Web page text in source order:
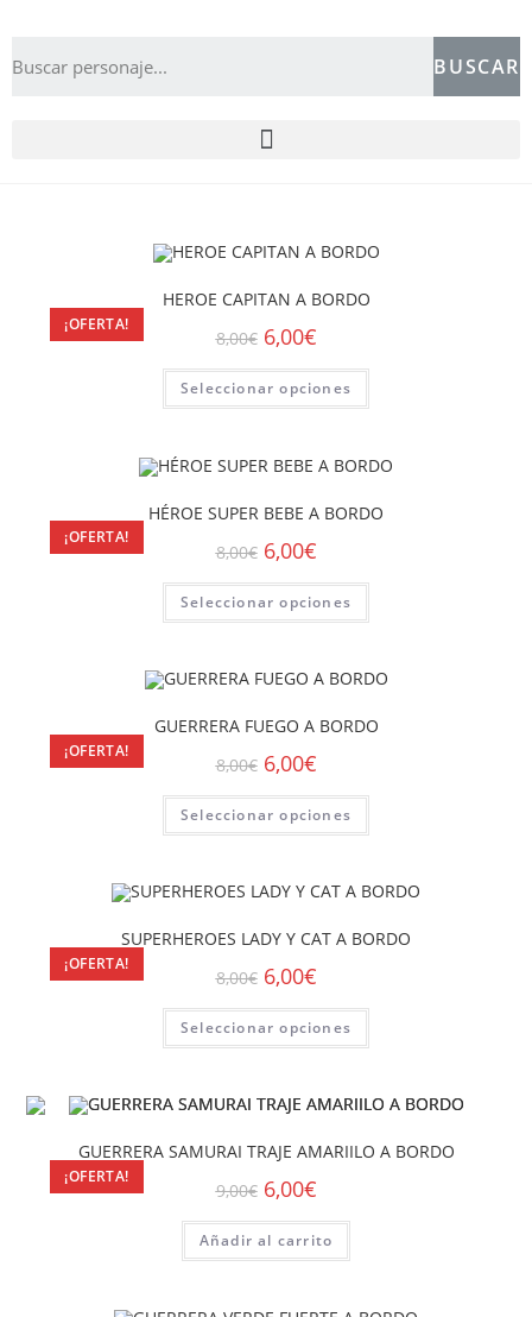
BUSCAR
¡OFERTA!
HEROE CAPITAN A BORDO
8,00€ 6,00€
Seleccionar opciones
¡OFERTA!
HÉROE SUPER BEBE A BORDO
8,00€ 6,00€
Seleccionar opciones
¡OFERTA!
GUERRERA FUEGO A BORDO
8,00€ 6,00€
Seleccionar opciones
¡OFERTA!
SUPERHEROES LADY Y CAT A BORDO
8,00€ 6,00€
Seleccionar opciones
¡OFERTA!
GUERRERA SAMURAI TRAJE AMARIILO A BORDO
9,00€ 6,00€
Añadir al carrito